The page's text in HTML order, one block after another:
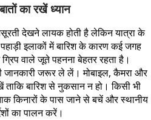
का रखें ध्यान
देखने लायक होती है लेकिन यात्रा के
इलाकों में बारिश के कारण कई जगह
वाले जूते पहनना बेहतर रहता है।
जानकारी जरूर ले लें। मोबाइल, कैमरा और
बारिश से नुकसान न हो। किसी भी
किनारों के पास जाने से बचें और स्थानीय
का पालन करें।